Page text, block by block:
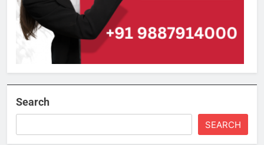
Search
SEARCH